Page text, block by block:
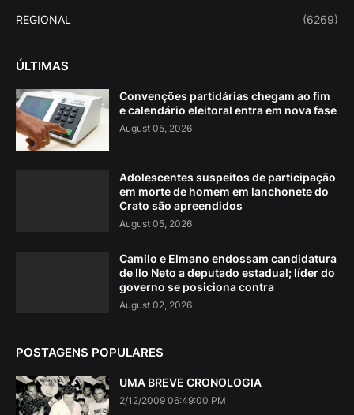
REGIONAL (6269)
ÚLTIMAS
Convenções partidárias chegam ao fim
e calendário eleitoral entra em nova fase
August 05, 2026
Adolescentes suspeitos de participação
em morte de homem em lanchonete do
Crato são apreendidos
August 05, 2026
Camilo e Elmano endossam candidatura
de Ilo Neto a deputado estadual; líder do
governo se posiciona contra
August 02, 2026
POSTAGENS POPULARES
UMA BREVE CRONOLOGIA
2/12/2009 06:49:00 PM